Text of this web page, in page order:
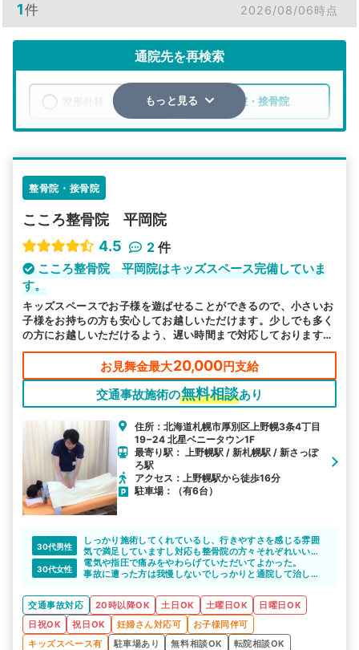
1件 2026/08/06時点
通院先を再検索
整骨院・接骨院
詳細条件で絞り込む
その他の検索方法
もっと見る
整骨院・接骨院
こころ整骨院 平岡院
4.5
2 件
こころ整骨院 平岡院はキッズスペース完備していま
す。
キッズスペースでお子様を遊ばせることができるので、小さいお
子様をお持ちの方も安心してお越しいただけます。少しでも多く
の方にお越しいただけるよう、遅い時間まで対応しております。
休日も営業しているので、ご利用ください。
お見舞金最大20,000円支給
交通事故施術の無料相談あり
住所：北海道札幌市厚別区上野幌3条4丁目
19−24 北星ベニータウン1F
最寄り駅： 上野幌駅 / 新札幌駅 / 新さっぽ
ろ駅
アクセス：上野幌駅から徒歩16分
駐車場：（有6台）
30代男性
しっかり施術してくれているし、行きやすさを感じる雰囲
気で満足していますし対応も整骨院の方々それぞれいい雰
囲気で良かったです
30代女性
電気や指圧で痛みをやわらげていただいてよかった。
事故に遭った方は我慢しないでしっかりと通院して治して
交通事故対応
20時以降OK 土日OK 土曜日OK
日曜日OK
日祝OK
祝日OK 妊婦さん対応可
お子様同伴可
キッズスペース有
駐車場あり 無料相談OK
転院相談OK